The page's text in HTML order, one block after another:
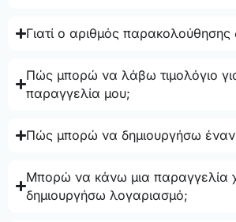
Γιατί ο αριθμός παρακολούθησης
Πώς μπορώ να λάβω τιμολόγιο
παραγγελία μου;
Πώς μπορώ να δημιουργήσω
Μπορώ να κάνω μια παραγγελία
δημιουργήσω λογαριασμό;